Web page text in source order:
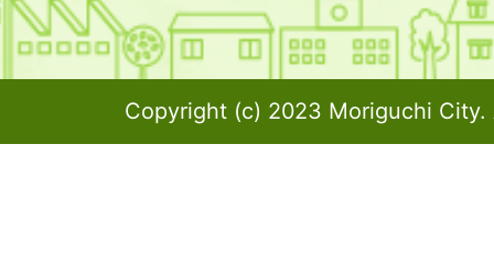
Copyright (c) 2023 Moriguchi City.